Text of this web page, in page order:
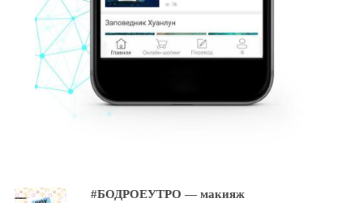
#БОДРОЕУТРО — макияж